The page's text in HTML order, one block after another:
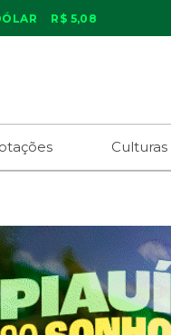
R$ 5,08
Culturas